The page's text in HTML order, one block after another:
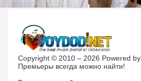
Copyright © 2010 – 2026 Powered by
Премьеры всегда можно найти!